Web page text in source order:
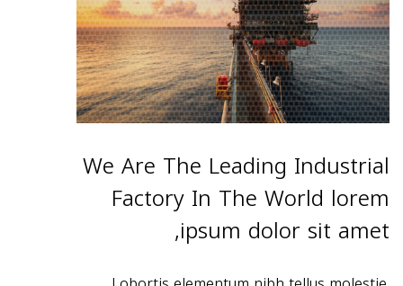
We Are The Leading Industrial
Factory In The World lorem
ipsum dolor sit amet,